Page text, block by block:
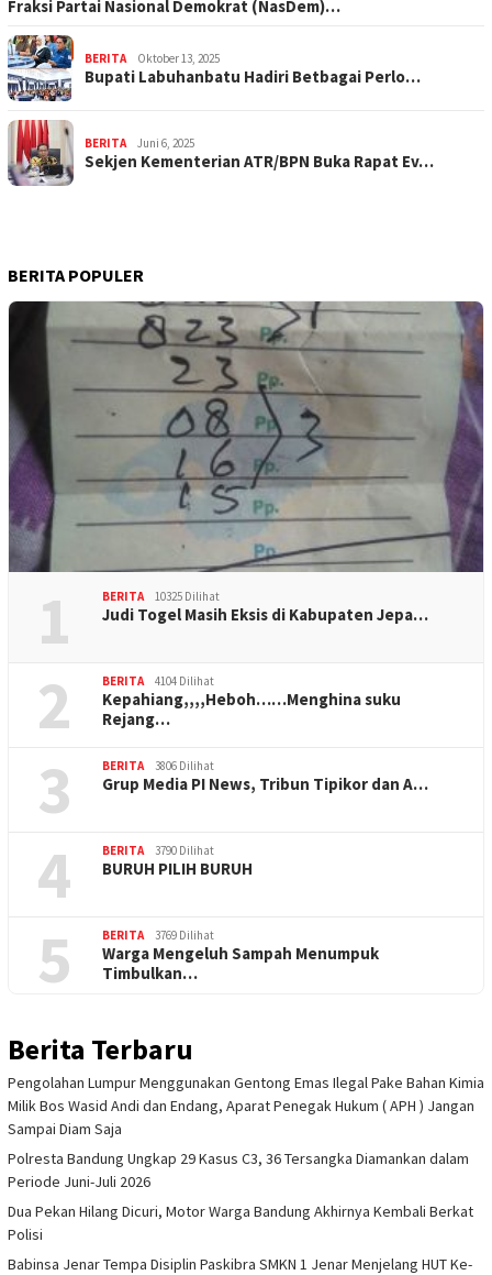
Fraksi Partai Nasional Demokrat (NasDem)…
BERITA Oktober 13, 2025
Bupati Labuhanbatu Hadiri Betbagai Perlo…
BERITA Juni 6, 2025
Sekjen Kementerian ATR/BPN Buka Rapat Ev…
BERITA POPULER
1 BERITA 10325 Dilihat
Judi Togel Masih Eksis di Kabupaten Jepa…
2 BERITA 4104 Dilihat
Kepahiang,,,,Heboh……Menghina suku
Rejang…
3 BERITA 3806 Dilihat
Grup Media PI News, Tribun Tipikor dan A…
4 BERITA 3790 Dilihat
BURUH PILIH BURUH
5 BERITA 3769 Dilihat
Warga Mengeluh Sampah Menumpuk
Timbulkan…
Berita Terbaru
Pengolahan Lumpur Menggunakan Gentong Emas Ilegal Pake Bahan Kimia
Milik Bos Wasid Andi dan Endang, Aparat Penegak Hukum ( APH ) Jangan
Sampai Diam Saja
Polresta Bandung Ungkap 29 Kasus C3, 36 Tersangka Diamankan dalam
Periode Juni-Juli 2026
Dua Pekan Hilang Dicuri, Motor Warga Bandung Akhirnya Kembali Berkat
Polisi
Babinsa Jenar Tempa Disiplin Paskibra SMKN 1 Jenar Menjelang HUT Ke-